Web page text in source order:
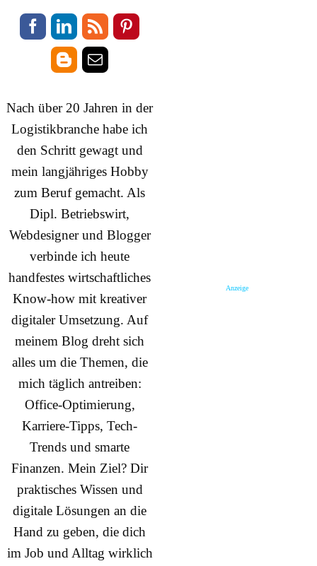
Nach über 20 Jahren in der
Logistikbranche habe ich
den Schritt gewagt und
mein langjähriges Hobby
zum Beruf gemacht. Als
Dipl. Betriebswirt,
Webdesigner und Blogger
verbinde ich heute
handfestes wirtschaftliches
Know-how mit kreativer
digitaler Umsetzung. Auf
meinem Blog dreht sich
alles um die Themen, die
mich täglich antreiben:
Office-Optimierung,
Karriere-Tipps, Tech-
Trends und smarte
Finanzen. Mein Ziel? Dir
praktisches Wissen und
digitale Lösungen an die
Hand zu geben, die dich
im Job und Alltag wirklich
Anzeige